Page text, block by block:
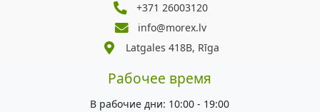
+371 26003120
info@morex.lv
Latgales 418B, Rīga
Рабочее время
В рабочие дни: 10:00 - 19:00